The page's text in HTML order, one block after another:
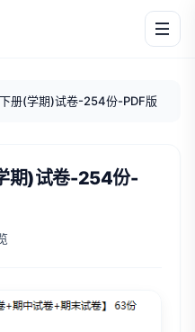
册(学期)试卷-254份-PDF版
期)试卷-254份-